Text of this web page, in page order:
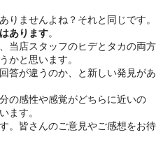
りませんよね？それと同じです。
あります。
当店スタッフのヒデとタカの両方
かと思います。
答が違うのか、と新しい発見があ
の感性や感覚がどちらに近いの
ます。
。皆さんのご意見やご感想をお待